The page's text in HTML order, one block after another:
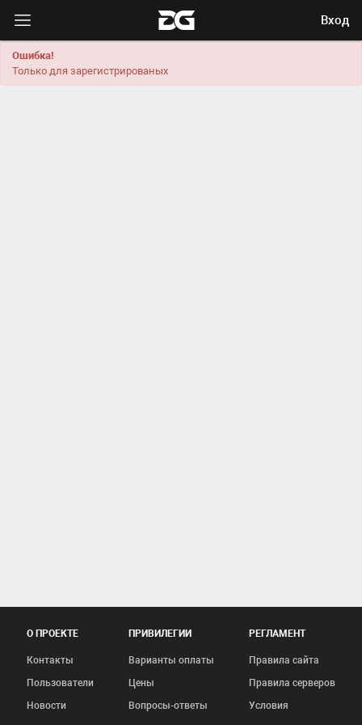
Вход
Ошибка!
Только для зарегистрированых
О ПРОЕКТЕ
Контакты
Пользователи
Новости
ПРИВИЛЕГИИ
Варианты оплаты
Цены
Вопросы-ответы
РЕГЛАМЕНТ
Правила сайта
Правила серверов
Условия